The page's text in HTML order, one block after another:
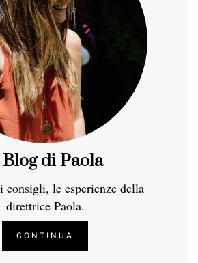
di Paola
consigli, le esperienze della
direttrice Paola.
CONTINUA